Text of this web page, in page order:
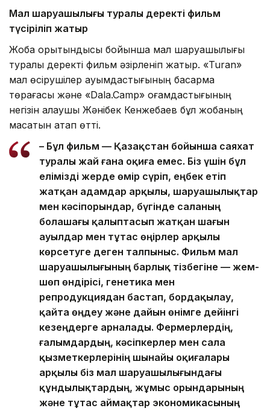
Мал шаруашылығы туралы деректі фильм
түсіріліп жатыр
Жоба қорытындысы бойынша мал шаруашылығы
туралы деректі фильм әзірленіп жатыр. «Turan»
мал өсірушілер қауымдастығының басқарма
төрағасы және «Dala.Camp» қоғамдастығының
негізін қалаушы Жәнібек Кенжебаев бұл жобаның
мақсатын атап өтті.
– Бұл фильм — Қазақстан бойынша саяхат
туралы жай ғана оқиға емес. Біз үшін бұл
елімізді жерде өмір сүріп, еңбек етіп
жатқан адамдар арқылы, шаруашылықтар
мен кәсіпорындар, бүгінде саланың
болашағы қалыптасып жатқан шағын
ауылдар мен тұтас өңірлер арқылы
көрсетуге деген талпыныс. Фильм мал
шаруашылығының барлық тізбегіне — жем-
шөп өндірісі, генетика мен
репродукциядан бастап, бордақылау,
қайта өңдеу және дайын өнімге дейінгі
кезеңдерге арналады. Фермерлердің,
ғалымдардың, кәсіпкерлер мен сала
қызметкерлерінің шынайы оқиғалары
арқылы біз мал шаруашылығындағы
құндылықтардың, жұмыс орындарының
және тұтас аймақтар экономикасының